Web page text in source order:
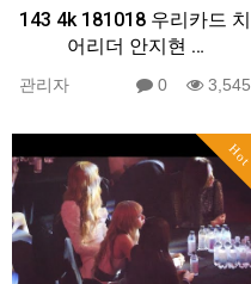
143 4k 181018 우리카드 치
어리더 안지현 …
관리자 0 3,545
Hot